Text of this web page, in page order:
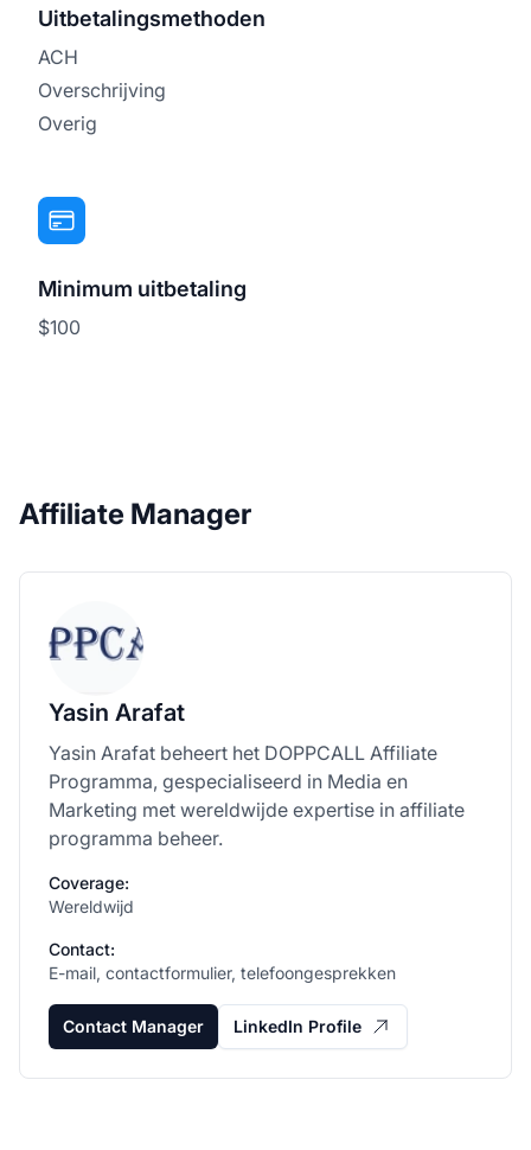
Uitbetalingsmethoden
ACH
Overschrijving
Overig
Minimum uitbetaling
$100
Affiliate Manager
Yasin Arafat
Yasin Arafat beheert het DOPPCALL Affiliate
Programma, gespecialiseerd in Media en
Marketing met wereldwijde expertise in affiliate
programma beheer.
Coverage:
Wereldwijd
Contact:
E-mail, contactformulier, telefoongesprekken
Contact Manager LinkedIn Profile